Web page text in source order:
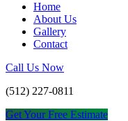
Home
About Us
Gallery
Contact
Call Us Now
(512) 227-0811
Get Your Free Estimate